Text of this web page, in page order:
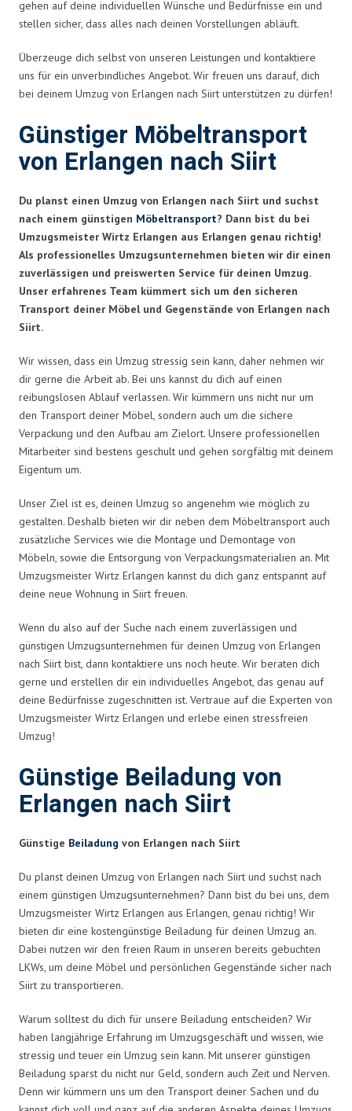
gehen auf deine individuellen Wünsche und Bedürfnisse ein und
stellen sicher, dass alles nach deinen Vorstellungen abläuft.
Überzeuge dich selbst von unseren Leistungen und kontaktiere
uns für ein unverbindliches Angebot. Wir freuen uns darauf, dich
bei deinem Umzug von Erlangen nach Siirt unterstützen zu dürfen!
Günstiger Möbeltransport
von Erlangen nach Siirt
Du planst einen Umzug von Erlangen nach Siirt und suchst
nach einem günstigen Möbeltransport? Dann bist du bei
Umzugsmeister Wirtz Erlangen aus Erlangen genau richtig!
Als professionelles Umzugsunternehmen bieten wir dir einen
zuverlässigen und preiswerten Service für deinen Umzug.
Unser erfahrenes Team kümmert sich um den sicheren
Transport deiner Möbel und Gegenstände von Erlangen nach
Siirt.
Wir wissen, dass ein Umzug stressig sein kann, daher nehmen wir
dir gerne die Arbeit ab. Bei uns kannst du dich auf einen
reibungslosen Ablauf verlassen. Wir kümmern uns nicht nur um
den Transport deiner Möbel, sondern auch um die sichere
Verpackung und den Aufbau am Zielort. Unsere professionellen
Mitarbeiter sind bestens geschult und gehen sorgfältig mit deinem
Eigentum um.
Unser Ziel ist es, deinen Umzug so angenehm wie möglich zu
gestalten. Deshalb bieten wir dir neben dem Möbeltransport auch
zusätzliche Services wie die Montage und Demontage von
Möbeln, sowie die Entsorgung von Verpackungsmaterialien an. Mit
Umzugsmeister Wirtz Erlangen kannst du dich ganz entspannt auf
deine neue Wohnung in Siirt freuen.
Wenn du also auf der Suche nach einem zuverlässigen und
günstigen Umzugsunternehmen für deinen Umzug von Erlangen
nach Siirt bist, dann kontaktiere uns noch heute. Wir beraten dich
gerne und erstellen dir ein individuelles Angebot, das genau auf
deine Bedürfnisse zugeschnitten ist. Vertraue auf die Experten von
Umzugsmeister Wirtz Erlangen und erlebe einen stressfreien
Umzug!
Günstige Beiladung von
Erlangen nach Siirt
Günstige Beiladung von Erlangen nach Siirt
Du planst deinen Umzug von Erlangen nach Siirt und suchst nach
einem günstigen Umzugsunternehmen? Dann bist du bei uns, dem
Umzugsmeister Wirtz Erlangen aus Erlangen, genau richtig! Wir
bieten dir eine kostengünstige Beiladung für deinen Umzug an.
Dabei nutzen wir den freien Raum in unseren bereits gebuchten
LKWs, um deine Möbel und persönlichen Gegenstände sicher nach
Siirt zu transportieren.
Warum solltest du dich für unsere Beiladung entscheiden? Wir
haben langjährige Erfahrung im Umzugsgeschäft und wissen, wie
stressig und teuer ein Umzug sein kann. Mit unserer günstigen
Beiladung sparst du nicht nur Geld, sondern auch Zeit und Nerven.
Denn wir kümmern uns um den Transport deiner Sachen und du